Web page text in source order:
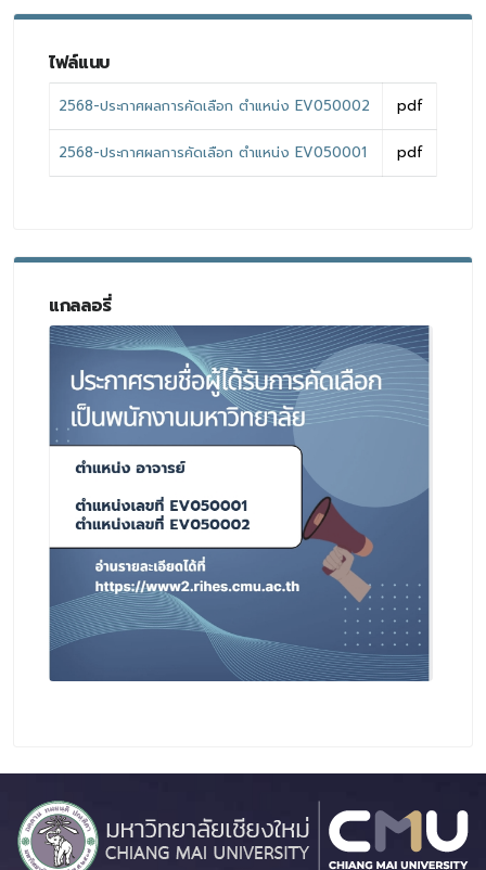
ไฟล์แนบ
2568-ประกาศผลการคัดเลือก ตำแหน่ง EV050002 pdf
2568-ประกาศผลการคัดเลือก ตำแหน่ง EV050001 pdf
แกลลอรี่